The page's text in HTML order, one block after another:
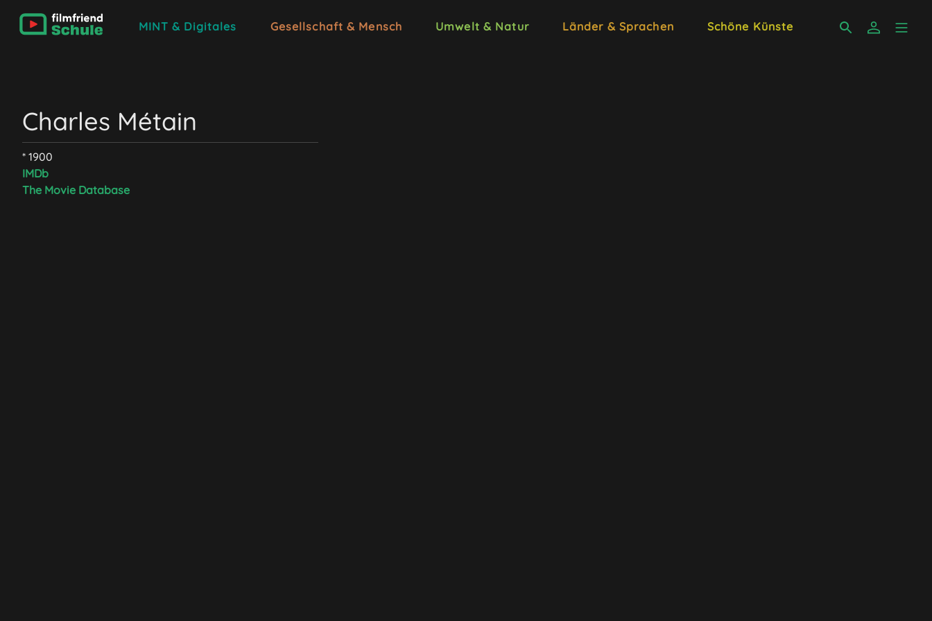
MINT & Digitales Gesellschaft & Mensch Umwelt & Natur Länder & Sprachen Schöne Künste
Charles Métain
* 1900
IMDb
The Movie Database